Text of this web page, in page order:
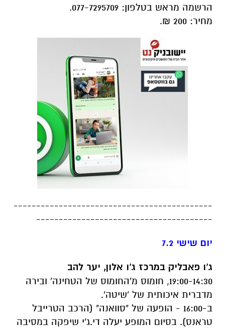
הרשמה מראש בטלפון: 077-7295709.
מחיר: 200 ₪.
--------------------------------------------
---------------------------------------
יום שישי 7.2
ג'ו פאבליק במרכז ג'ו אלון, יער להב
19:00-14:30, חומוס מ'החומוס של הטחינה' ובירה
מדברית איכותית של 'שיטה'.
ב-16:00 - הופעה של "סוואנה" (הרכב הטרייבל
טראנס). בסיום המופע יעלה די.ג'י שיפקה במסיבה